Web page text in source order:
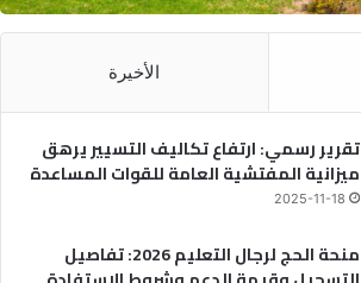
الأخيرة
تقرير رسمي: ارتفاع تكاليف التسيير يرهق
ميزانية المفتشية العامة للقوات المساعدة
2025-11-18
منحة الحج لرجال التعليم 2026: تفاصيل